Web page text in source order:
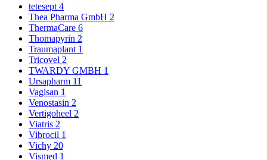
tetesept 4
Thea Pharma GmbH 2
ThermaCare 6
Thomapyrin 2
Traumaplant 1
Tricovel 2
TWARDY GMBH 1
Ursapharm 11
Vagisan 1
Venostasin 2
Vertigoheel 2
Viatris 2
Vibrocil 1
Vichy 20
Vismed 1